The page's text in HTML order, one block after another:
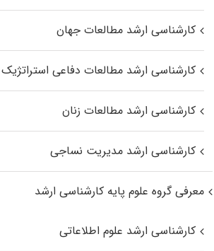
کارشناسی ارشد مطالعات جهان
کارشناسی ارشد مطالعات دفاعی استراتژیک
کارشناسی ارشد مطالعات زنان
کارشناسی ارشد مدیریت نساجی
معرفی گروه علوم پایه کارشناسی ارشد
کارشناسی ارشد علوم اطلاعاتی